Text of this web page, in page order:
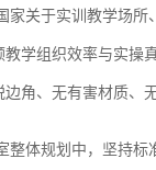
家关于实训教学场
学组织效率与实操
角、无有害材质、
整体规划中，坚持